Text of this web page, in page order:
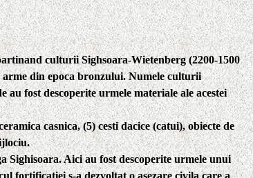
culturii Sighsoara-Wietenberg(2200-1500
din epoca bronzului. Numele culturii
fost descoperite urmele materiale ale acestei
casnica, (5) cesti dacice (catui), obiecte de
Sighisoara. Aici au fost descoperite urmele unui
fortificatiei s-a dezvoltat o asezare civila care a